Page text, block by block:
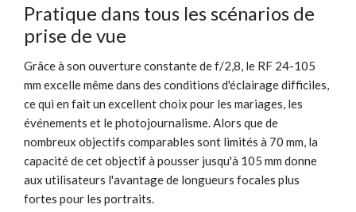
Pratique dans tous les scénarios de
prise de vue
Grâce à son ouverture constante de f/2,8, le RF 24-105
mm excelle même dans des conditions d'éclairage difficiles,
ce qui en fait un excellent choix pour les mariages, les
événements et le photojournalisme. Alors que de
nombreux objectifs comparables sont limités à 70 mm, la
capacité de cet objectif à pousser jusqu'à 105 mm donne
aux utilisateurs l'avantage de longueurs focales plus
fortes pour les portraits.